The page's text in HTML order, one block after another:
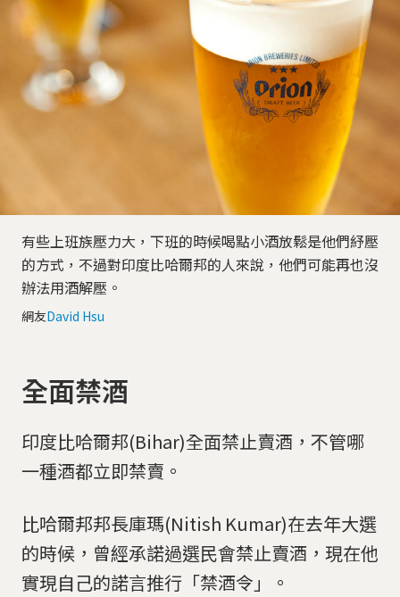
有些上班族壓力大，下班的時候喝點小酒放鬆是他們紓壓
的方式，不過對印度比哈爾邦的人來說，他們可能再也沒
辦法用酒解壓。
網友David Hsu
全面禁酒
印度比哈爾邦(Bihar)全面禁止賣酒，不管哪
一種酒都立即禁賣。
比哈爾邦邦長庫瑪(Nitish Kumar)在去年大選
的時候，曾經承諾過選民會禁止賣酒，現在他
實現自己的諾言推行「禁酒令」。